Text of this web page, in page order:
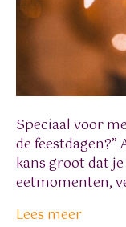
Speciaal voor
de
kans groot dat
eetmomenten,
Lees meer